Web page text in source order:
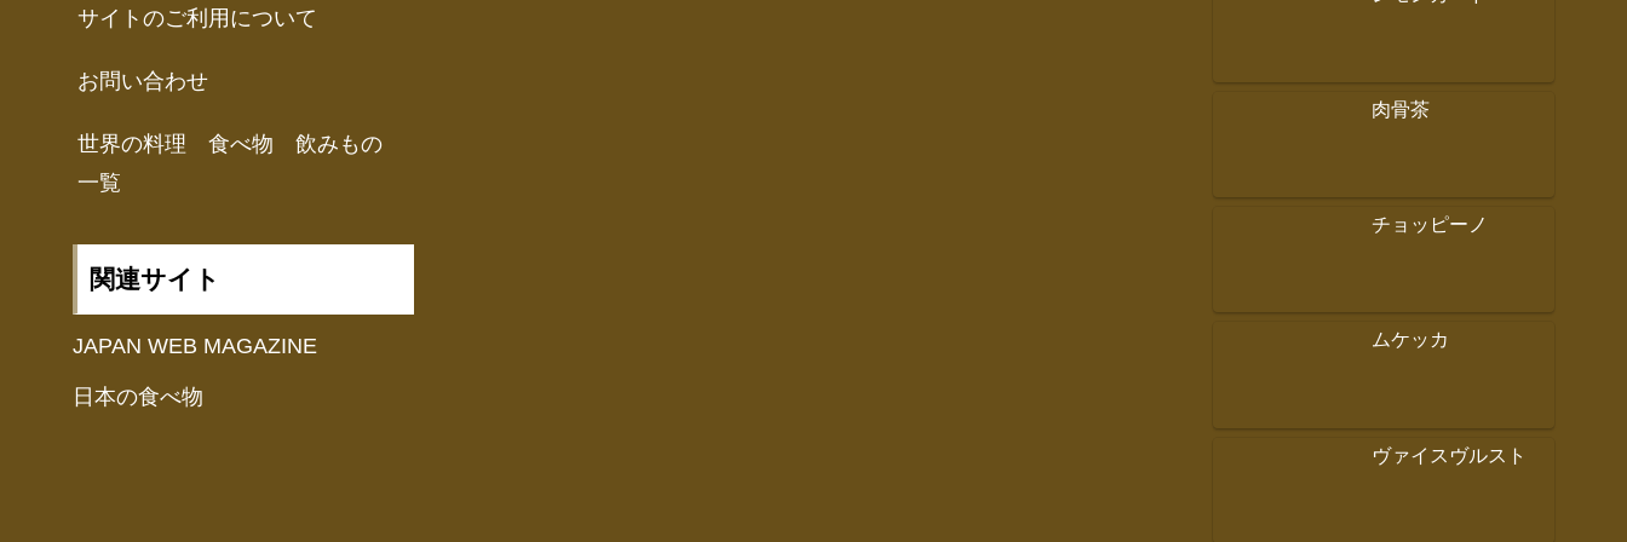
サイトのご利用について
お問い合わせ
世界の料理 食べ物 飲みもの
一覧
関連サイト
JAPAN WEB MAGAZINE
日本の食べ物
肉骨茶
チョッピーノ
ムケッカ
ヴァイスヴルスト